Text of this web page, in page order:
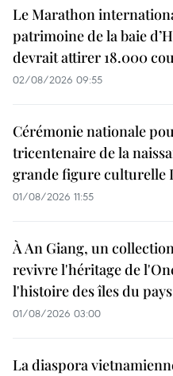
Le Marathon
patrimoine de la baie
devrait attirer 18.000
02/08/2026 09:55
Cérémonie nationale
tricentenaire de la
grande figure culturelle
01/08/2026 11:55
À An Giang, un
revivre l'héritage de
l'histoire des îles du pays
01/08/2026 03:00
La diaspora